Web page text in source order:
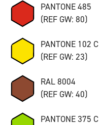
PANTONE 485
(REF GW: 80)
PANTONE 102 C
(REF GW: 23)
RAL 8004
(REF GW: 40)
PANTONE 375 C